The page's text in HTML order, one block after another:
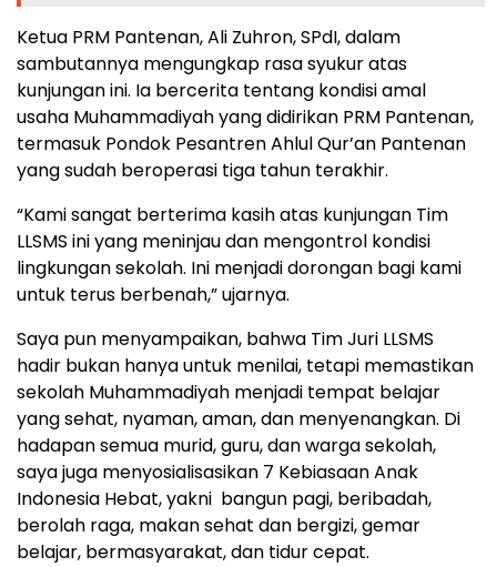
Ketua PRM Pantenan, Ali Zuhron, SPdI, dalam
sambutannya mengungkap rasa syukur atas
kunjungan ini. Ia bercerita tentang kondisi amal
usaha Muhammadiyah yang didirikan PRM Pantenan,
termasuk Pondok Pesantren Ahlul Qur’an Pantenan
yang sudah beroperasi tiga tahun terakhir.
“Kami sangat berterima kasih atas kunjungan Tim
LLSMS ini yang meninjau dan mengontrol kondisi
lingkungan sekolah. Ini menjadi dorongan bagi kami
untuk terus berbenah,” ujarnya.
Saya pun menyampaikan, bahwa Tim Juri LLSMS
hadir bukan hanya untuk menilai, tetapi memastikan
sekolah Muhammadiyah menjadi tempat belajar
yang sehat, nyaman, aman, dan menyenangkan. Di
hadapan semua murid, guru, dan warga sekolah,
saya juga menyosialisasikan 7 Kebiasaan Anak
Indonesia Hebat, yakni bangun pagi, beribadah,
berolah raga, makan sehat dan bergizi, gemar
belajar, bermasyarakat, dan tidur cepat.